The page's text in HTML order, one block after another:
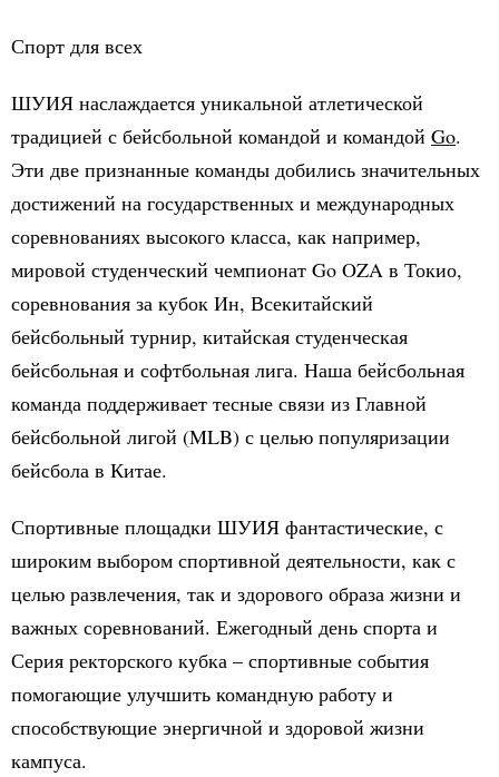
Спорт для всех
ШУИЯ наслаждается уникальной атлетической
традицией с бейсбольной командой и командой Go.
Эти две признанные команды добились значительных
достижений на государственных и международных
соревнованиях высокого класса, как например,
мировой студенческий чемпионат Go OZA в Токио,
соревнования за кубок Ин, Всекитайский
бейсбольный турнир, китайская студенческая
бейсбольная и софтбольная лига. Наша бейсбольная
команда поддерживает тесные связи из Главной
бейсбольной лигой (MLB) с целью популяризации
бейсбола в Китае.
Спортивные площадки ШУИЯ фантастические, с
широким выбором спортивной деятельности, как с
целью развлечения, так и здорового образа жизни и
важных соревнований. Ежегодный день спорта и
Серия ректорского кубка – спортивные события
помогающие улучшить командную работу и
способствующие энергичной и здоровой жизни
кампуса.